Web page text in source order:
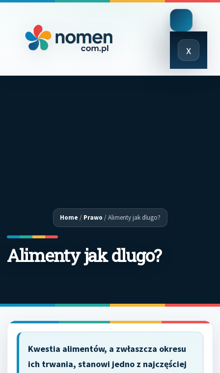
x
Close
Menu
Home / Prawo /Alimenty jak dlugo?
Alimenty jak dlugo?
Kwestia alimentów, a zwłaszcza okresu
ich trwania, stanowi jedno z najczęściej